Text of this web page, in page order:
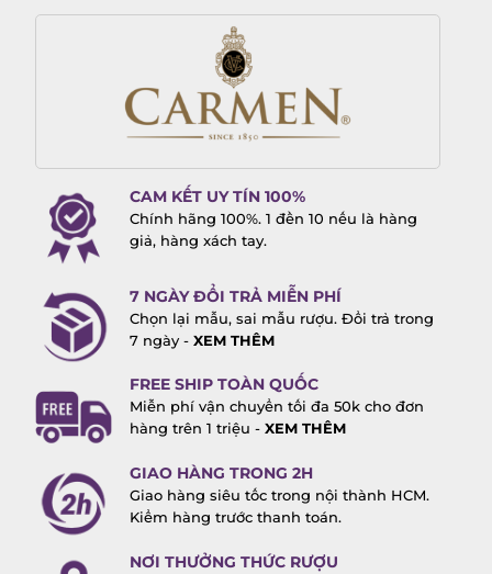
CAM KẾT UY TÍN 100%
Chính hãng 100%. 1 đền 10 nếu là hàng
giả, hàng xách tay.
7 NGÀY ĐỔI TRẢ MIỄN PHÍ
Chọn lại mẫu, sai mẫu rượu. Đổi trả trong
7 ngày - XEM THÊM
FREE SHIP TOÀN QUỐC
Miễn phí vận chuyển tối đa 50k cho đơn
hàng trên 1 triệu - XEM THÊM
GIAO HÀNG TRONG 2H
Giao hàng siêu tốc trong nội thành HCM.
Kiểm hàng trước thanh toán.
NƠI THƯỞNG THỨC RƯỢU